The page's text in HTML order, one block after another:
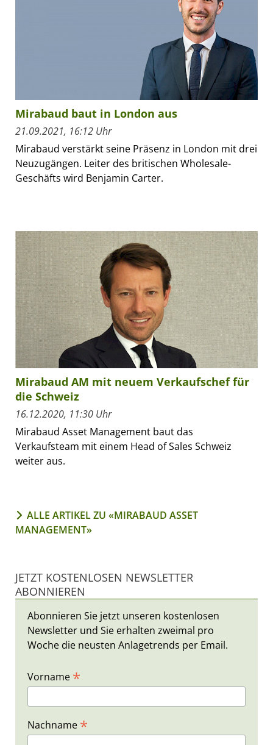
Mirabaud baut in London aus
21.09.2021, 16:12 Uhr
Mirabaud verstärkt seine Präsenz in London mit drei
Neuzugängen. Leiter des britischen Wholesale-
Geschäfts wird Benjamin Carter.
Mirabaud AM mit neuem Verkaufschef für
die Schweiz
16.12.2020, 11:30 Uhr
Mirabaud Asset Management baut das
Verkaufsteam mit einem Head of Sales Schweiz
weiter aus.
ALLE ARTIKEL ZU «MIRABAUD ASSET
MANAGEMENT»
JETZT KOSTENLOSEN NEWSLETTER
ABONNIEREN
Abonnieren Sie jetzt unseren kostenlosen
Newsletter und Sie erhalten zweimal pro
Woche die neusten Anlagetrends per Email.
Vorname *
Nachname *